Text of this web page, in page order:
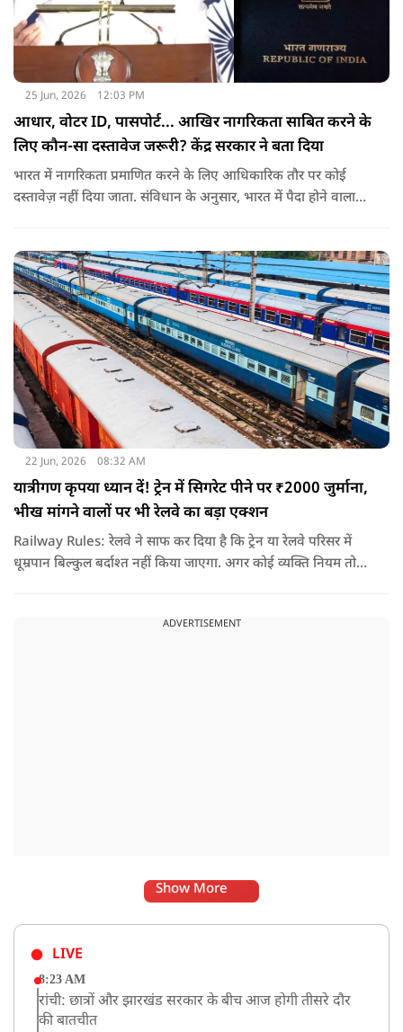
25 Jun, 2026 12:03 PM
आधार, वोटर ID, पासपोर्ट... आखिर नागरिकता साबित करने के
लिए कौन-सा दस्तावेज जरूरी? केंद्र सरकार ने बता दिया
भारत में नागरिकता प्रमाणित करने के लिए आधिकारिक तौर पर कोई
दस्तावेज़ नहीं दिया जाता. संविधान के अनुसार, भारत में पैदा होने वाला
22 Jun, 2026 08:32 AM
यात्रीगण कृपया ध्यान दें! ट्रेन में सिगरेट पीने पर ₹2000 जुर्माना,
भीख मांगने वालों पर भी रेलवे का बड़ा एक्शन
Railway Rules: रेलवे ने साफ कर दिया है कि ट्रेन या रेलवे परिसर में
धूम्रपान बिल्कुल बर्दाश्त नहीं किया जाएगा. अगर कोई व्यक्ति नियम तोड़ते
ADVERTISEMENT
Show More
LIVE
8:23 AM
रांची: छात्रों और झारखंड सरकार के बीच आज होगी तीसरे दौर
की बातचीत